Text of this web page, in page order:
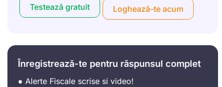
Testează gratuit Loghează-te acum
Înregistrează-te pentru răspunsul complet
● Alerte Fiscale scrise si video!